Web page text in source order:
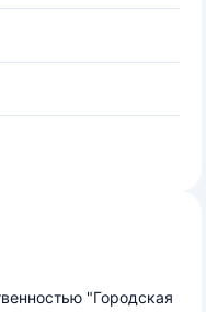
"Городская